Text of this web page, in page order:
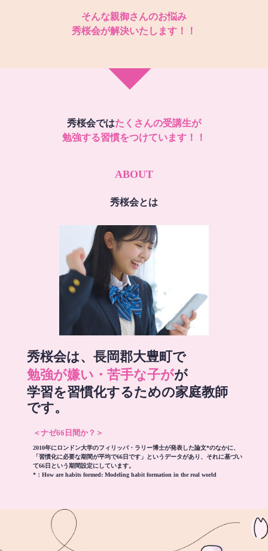
そんな親御さんのお悩み
秀桜会が解決いたします！！
秀桜会ではたくさんの受講生が
勉強する習慣をつけています！！
ABOUT
秀桜会とは
秀桜会は、長岡郡大豊町で
勉強が嫌い・苦手な子がが
学習を習慣化するための家庭教師
です。
＜ナゼ66日間か？＞
2010年にロンドン大学のフィリッパ・ラリー博士が発表した論文*のなかに、
「習慣化に必要な期間が平均で66日です」というデータがあり、それに基づい
て66日という期間設定にしています。
*： How are habits formed: Modeling habit formation in the real world